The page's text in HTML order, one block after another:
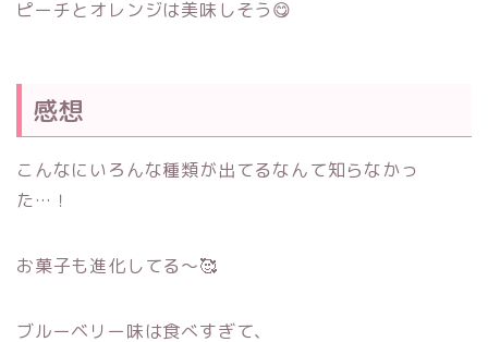
ピーチとオレンジは美味しそう😋
感想
こんなにいろんな種類が出てるなんて知らなかっ
た…！
お菓子も進化してる～🥰
ブルーベリー味は食べすぎて、